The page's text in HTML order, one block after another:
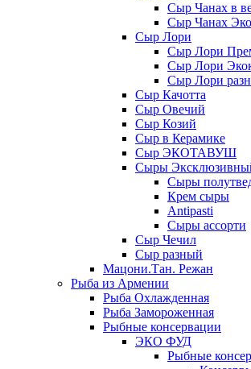
Сыр Чанах в
Сыр Чанах
Сыр Лори
Сыр Лори
Сыр Лори
Сыр Лори
Сыр Качотта
Сыр Овечий
Сыр Козий
Сыр в Керамике
Сыр ЭКОТАВУШ
Сыры
Сыры
Крем сыры
Antipasti
Сыры ассорти
Сыр Чечил
Сыр разный
Мацони.Тан. Режан
Рыба из Армении
Рыба Охлажденная
Рыба Замороженная
Рыбные консервации
ЭКО ФУД
Рыбные